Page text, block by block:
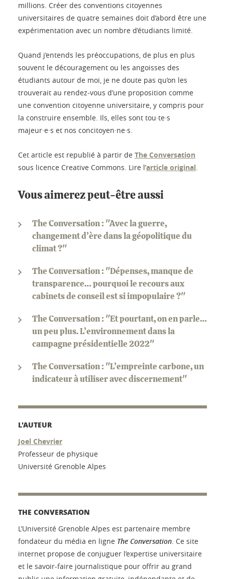
millions. Créer des conventions citoyennes
universitaires de quatre semaines doit d’abord être une
expérimentation avec un nombre d’étudiants limité.
Quand j’entends les préoccupations, de plus en plus
souvent le découragement ou les angoisses des
étudiants autour de moi, je ne doute pas qu’on les
trouverait au rendez-vous d’une proposition comme
une convention citoyenne universitaire, y compris pour
la construire ensemble. Ils, elles sont tou·te·s
majeur·e·s et nos concitoyen·ne·s.
Cet article est republié à partir de The Conversation
sous licence Creative Commons. Lire l’article original.
Vous aimerez peut-être aussi
The Conversation : "Avec la guerre,
changement d’ère dans la géopolitique du
climat ?"
The Conversation : "Dépenses, manque de
transparence… pourquoi le recours aux
cabinets de conseil est si impopulaire ?"
The Conversation : "Et pourtant, on en parle…
un peu plus. L’environnement dans la
campagne présidentielle 2022"
The Conversation : "L’empreinte carbone, un
indicateur à utiliser avec discernement"
L'AUTEUR
Joel Chevrier
Professeur de physique
Université Grenoble Alpes
THE CONVERSATION
L’Université Grenoble Alpes est partenaire membre
fondateur du média en ligne The Conversation. Ce site
internet propose de conjuguer l’expertise universitaire
et le savoir-faire journalistique pour offrir au grand